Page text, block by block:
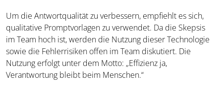
Um die Antwortqualität zu verbessern, empfiehlt es sich,
qualitative Promptvorlagen zu verwendet. Da die Skepsis
im Team hoch ist, werden die Nutzung dieser Technologie
sowie die Fehlerrisiken offen im Team diskutiert. Die
Nutzung erfolgt unter dem Motto: „Effizienz ja,
Verantwortung bleibt beim Menschen.“